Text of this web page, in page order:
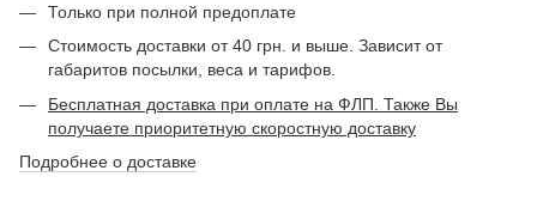
Только при полной предоплате
Стоимость доставки от 40 грн. и выше. Зависит от
габаритов посылки, веса и тарифов.
Бесплатная доставка при оплате на ФЛП. Также Вы
получаете приоритетную скоростную доставку
Подробнее о доставке